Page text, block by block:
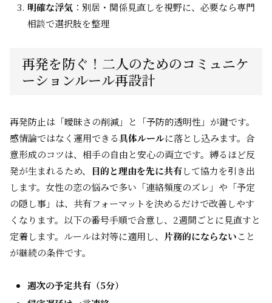
明確な浮気 ：別居・関係見直しを視野に、必要なら専門
相談で選択肢を整理
再発を防ぐ！二人のためのコミュニケ
ーションルール再設計
再発防止は「曖昧さの削減」と「予防的透明性」が鍵です。
感情論ではなく運用できる具体ルールに落とし込みます。合
意形成のコツは、相手の自由と安心の両立です。縛るほど反
発が生まれるため、
目的と理由を先に共有して協力を引き出
します。女性の恋の悩みで多い「連絡頻度のズレ」や「予定
の隠し事」は、共有フォーマットを決めるだけで改善しやす
くなります。以下の番号手順で合意し、2週間ごとに見直すと
定着します。ルールは対等に適用し、 片務的にならないこと
が継続の条件です。
週次の予定共有（5分）